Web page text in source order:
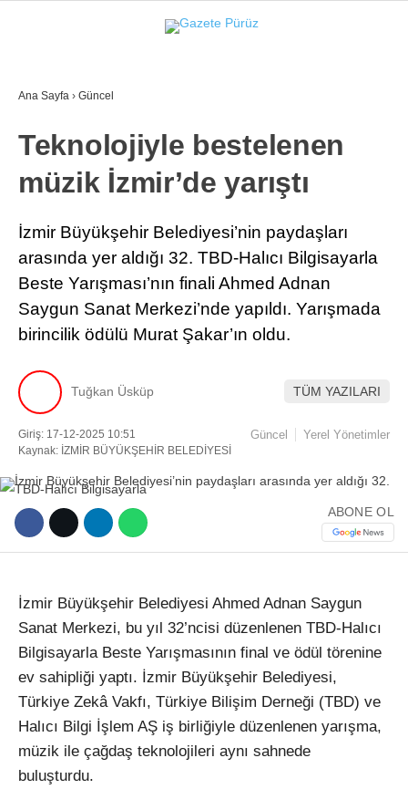
Instagram
YEREL YÖNETIMLER
GÜNCEL
EKONOMI
POLITIKA
KÜLTÜR-SANAT
SPOR
DIĞER
Ana Sayfa › Güncel
Teknolojiyle bestelenen
müzik İzmir’de yarıştı
İzmir Büyükşehir Belediyesi’nin paydaşları
arasında yer aldığı 32. TBD-Halıcı Bilgisayarla
Beste Yarışması’nın finali Ahmed Adnan
Saygun Sanat Merkezi’nde yapıldı. Yarışmada
birincilik ödülü Murat Şakar’ın oldu.
Tuğkan Üsküp TÜM YAZILARI
Giriş: 17-12-2025 10:51
Kaynak: İZMİR BÜYÜKŞEHİR BELEDİYESİ
Güncel Yerel Yönetimler
ABONE OL
İzmir Büyükşehir Belediyesi Ahmed Adnan Saygun
Sanat Merkezi, bu yıl 32’ncisi düzenlenen TBD-Halıcı
Bilgisayarla Beste Yarışmasının final ve ödül törenine
ev sahipliği yaptı. İzmir Büyükşehir Belediyesi,
Türkiye Zekâ Vakfı, Türkiye Bilişim Derneği (TBD) ve
Halıcı Bilgi İşlem AŞ iş birliğiyle düzenlenen yarışma,
müzik ile çağdaş teknolojileri aynı sahnede
buluşturdu.